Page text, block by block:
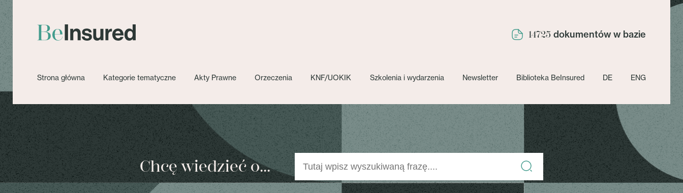
14725 dokumentów w bazie
Strona główna Kategorie tematyczne Akty Prawne Orzeczenia KNF/UOKIK Szkolenia i wydarzenia Newsletter Biblioteka BeInsured DE ENG
Chcę wiedzieć o...